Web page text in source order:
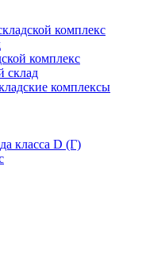
комплекс
комплекс
склад
комплексы
класса D (Г)